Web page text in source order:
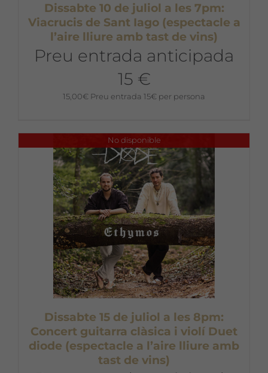
Dissabte 10 de juliol a les 7pm:
Viacrucis de Sant Iago (espectacle a
l’aire lliure amb tast de vins)
Preu entrada anticipada
15 €
15,00€ Preu entrada 15€ per persona
No disponible
Dissabte 15 de juliol a les 8pm:
Concert guitarra clàsica i violí Duet
diode (espectacle a l’aire lliure amb
tast de vins)